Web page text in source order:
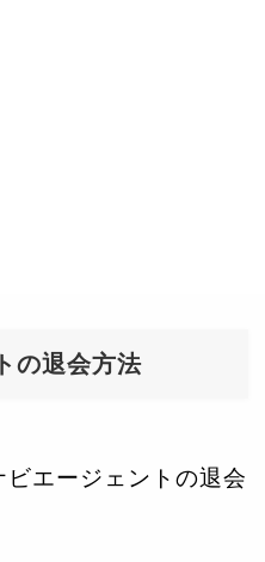
の退会方法
エージェントの退会